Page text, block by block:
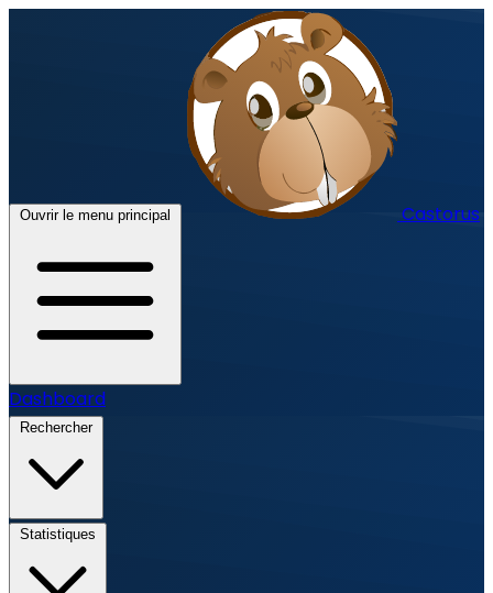
Ouvrir le menu principal Castorus
Dashboard
Rechercher
Statistiques